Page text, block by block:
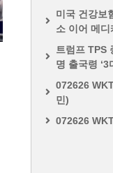
미국 건강보
소 이어 메디
트럼프 TPS
명 출국령 ‘3
072626
민)
072626